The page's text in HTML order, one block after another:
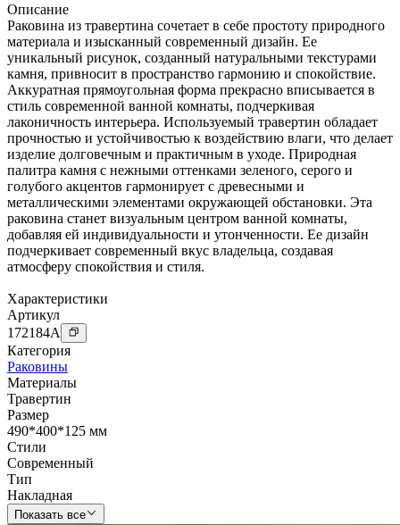
Описание
Раковина из травертина сочетает в себе простоту природного
материала и изысканный современный дизайн. Ее
уникальный рисунок, созданный натуральными текстурами
камня, привносит в пространство гармонию и спокойствие.
Аккуратная прямоугольная форма прекрасно вписывается в
стиль современной ванной комнаты, подчеркивая
лаконичность интерьера. Используемый травертин обладает
прочностью и устойчивостью к воздействию влаги, что делает
изделие долговечным и практичным в уходе. Природная
палитра камня с нежными оттенками зеленого, серого и
голубого акцентов гармонирует с древесными и
металлическими элементами окружающей обстановки. Эта
раковина станет визуальным центром ванной комнаты,
добавляя ей индивидуальности и утонченности. Ее дизайн
подчеркивает современный вкус владельца, создавая
атмосферу спокойствия и стиля.
Характеристики
Артикул
172184A
Категория
Раковины
Материалы
Травертин
Размер
490*400*125 мм
Стили
Современный
Тип
Накладная
Показать все